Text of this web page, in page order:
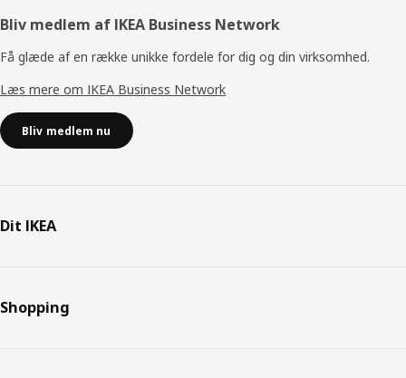
Bliv medlem af IKEA Business Network
Få glæde af en række unikke fordele for dig og din virksomhed.
Læs mere om IKEA Business Network
Bliv medlem nu
Dit IKEA
Shopping